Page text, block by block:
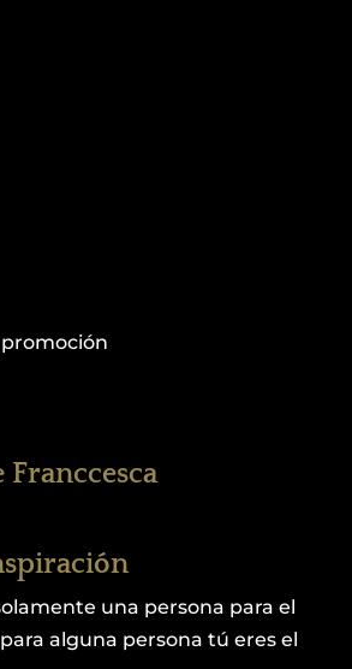
Franccesca
una persona para el
alguna persona tú eres el